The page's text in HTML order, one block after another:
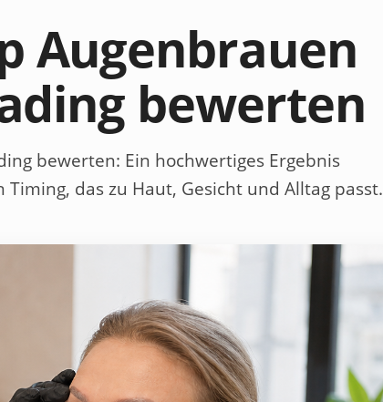
Augenbrauen
bewerten
bewerten: Ein hochwertiges Ergebnis
das zu Haut, Gesicht und Alltag passt.